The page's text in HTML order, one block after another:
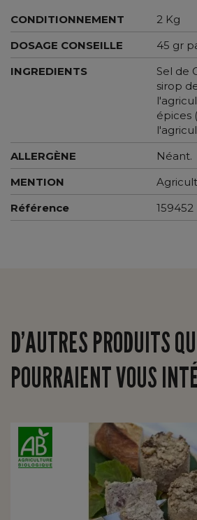
CONDITIONNEMENT
2 Kg
DOSAGE CONSEILLE
45 gr
INGREDIENTS
Sel de
sirop
épices
ALLERGÈNE
Néant.
MENTION
Référence
159452
D’AUTRES PRODUITS
POURRAIENT VOUS